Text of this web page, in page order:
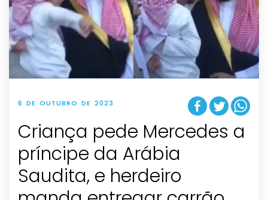
6 DE OUTUBRO DE 2023
Criança pede Mercedes a
príncipe da Arábia
Saudita, e herdeiro